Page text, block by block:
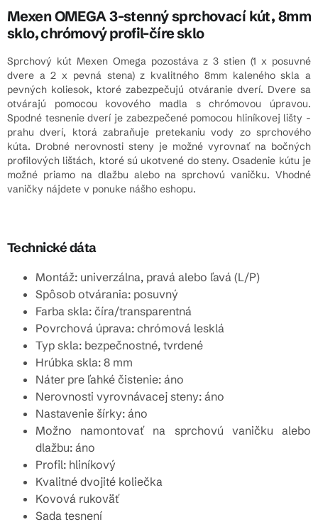
Mexen OMEGA 3-stenný sprchovací kút, 8mm
sklo, chrómový profil-číre sklo
Sprchový kút Mexen Omega pozostáva z 3 stien (1 x posuvné
dvere a 2 x pevná stena) z kvalitného 8mm kaleného skla a
pevných koliesok, ktoré zabezpečujú otváranie dverí. Dvere sa
otvárajú pomocou kovového madla s chrómovou úpravou.
Spodné tesnenie dverí je zabezpečené pomocou hliníkovej lišty -
prahu dverí, ktorá zabraňuje pretekaniu vody zo sprchového
kúta. Drobné nerovnosti steny je možné vyrovnať na bočných
profilových lištách, ktoré sú ukotvené do steny. Osadenie kútu je
možné priamo na dlažbu alebo na sprchovú vaničku. Vhodné
vaničky nájdete v ponuke nášho eshopu.
Technické dáta
Montáž: univerzálna, pravá alebo ľavá (L/P)
Spôsob otvárania: posuvný
Farba skla: číra/transparentná
Povrchová úprava: chrómová lesklá
Typ skla: bezpečnostné, tvrdené
Hrúbka skla: 8 mm
Náter pre ľahké čistenie: áno
Nerovnosti vyrovnávacej steny: áno
Nastavenie šírky: áno
Možno namontovať na sprchovú vaničku alebo
dlažbu: áno
Profil: hliníkový
Kvalitné dvojité koliečka
Kovová rukoväť
Sada tesnení